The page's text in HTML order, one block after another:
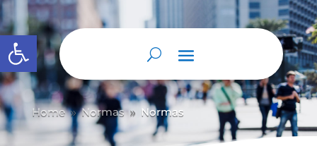
Abrir barra de herramientas
Home 9 Normas 9 Normas